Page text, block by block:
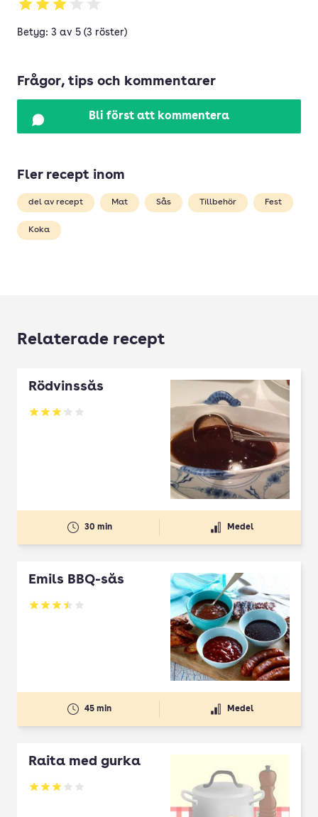
Betyg: 3 av 5 (3 röster)
Frågor, tips och kommentarer
Bli först att kommentera
Fler recept inom
del av recept Mat Sås Tillbehör Fest
Koka
Relaterade recept
Rödvinssås
Betyg: 3.09 av 5
30 min Medel
Emils BBQ-sås
Betyg: 3.5 av 5
45 min Medel
Raita med gurka
Betyg: 3 av 5